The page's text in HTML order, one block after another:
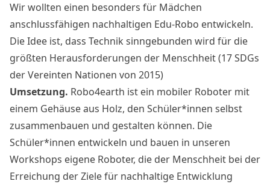
Wir wollten einen besonders für Mädchen
anschlussfähigen nachhaltigen Edu-Robo entwickeln.
Die Idee ist, dass Technik sinngebunden wird für die
größten Herausforderungen der Menschheit (17 SDGs
der Vereinten Nationen von 2015)
Umsetzung. Robo4earth ist ein mobiler Roboter mit
einem Gehäuse aus Holz, den Schüler*innen selbst
zusammenbauen und gestalten können. Die
Schüler*innen entwickeln und bauen in unseren
Workshops eigene Roboter, die der Menschheit bei der
Erreichung der Ziele für nachhaltige Entwicklung